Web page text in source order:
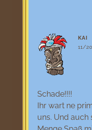
KAI
11/
Schade!!!!
Ihr wart ne
uns. Und auch